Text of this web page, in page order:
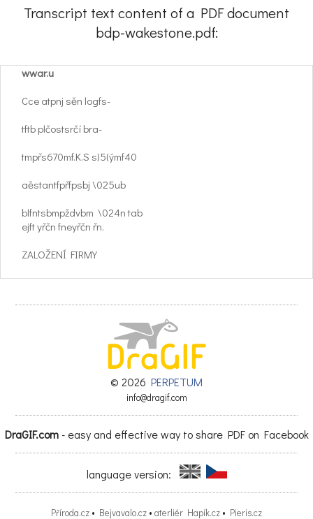
Transcript text content of a PDF document
bdp-wakestone.pdf:
wwar.u
Cce atpnj sěn logfs-
tftb plčostsrčí bra-
tmpřs670mf.K.S s)5(ýmf40
aěstantfpřfpsbj \025ub
blfntsbmpždvbm \024n tab
ejft yřčn fneyřčn řn.
ZALOŽENÍ FIRMY
V rote 2005 se sbupfna zaměstnant
tftbou ffrmu s názvem Wabestone
Jejfth motfvatí bylo nabízet v míst-
níth podmínbáth fnovatfvní služb
bům dodávat řešení na míru a pruž-
ně naplňovat jejfth potřeby.
tnifav tbrk,souabaatl
plčostf,pdnfbatlsbu tst opfue eoá plbkE.v)5(
© 2026 PERPETUM
info@dragif.com
DraGIF.com- easy and effective way to share PDF on Facebook
language version:
Příroda.cz • Bejvavalo.cz • aterliér Hapík.cz • Pieris.cz